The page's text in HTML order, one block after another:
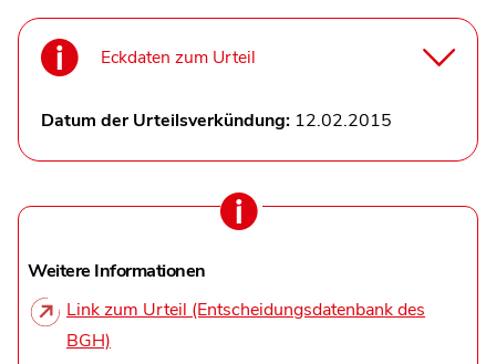
Eckdaten zum Urteil
Datum der Urteilsverkündung: 12.02.2015
Weitere Informationen
Link zum Urteil (Entscheidungsdatenbank des
BGH)